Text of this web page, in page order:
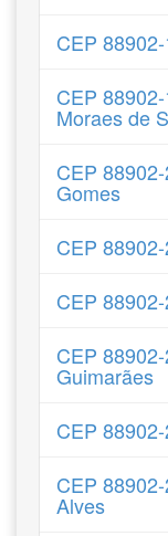
CEP
CEP
Moraes de
CEP
Gomes
CEP
CEP
CEP
Guimarães
CEP
CEP
Alves